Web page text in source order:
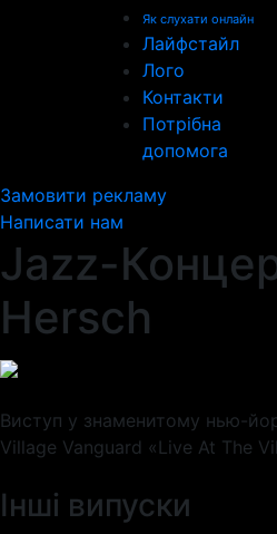
Як слухати онлайн
Лайфстайл
Лого
Контакти
Потрібна
допомога
Замовити рекламу
Написати нам
Jazz-
Hersch
Виступ у знаменитому нью-
Village Vanguard «Live At The
Інші випуски